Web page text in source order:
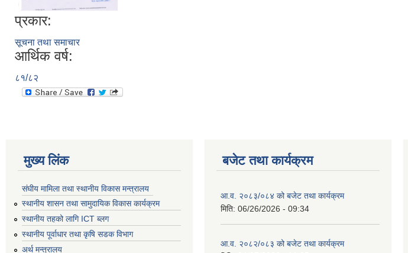
प्रकार:
सूचना तथा समाचार
आर्थिक वर्ष:
८१/८२
मुख्य लिंक
संघीय मामिला तथा स्थानीय विकास मन्त्रालय
स्थानीय शासन तथा सामुदायिक विकास कार्यक्रम
स्थानीय तहको लागि ICT ब्लग
स्थानीय पूर्वाधार तथा कृषि सडक विभाग
अर्थ मन्त्रालय
बजेट तथा कार्यक्रम
आ.व. २०८३/०८४ को बजेट तथा कार्यक्रम
मिति: 06/26/2026 - 09:34
आ.व. २०८२/०८३ को बजेट तथा कार्यक्रम